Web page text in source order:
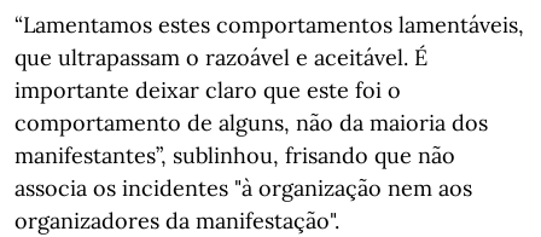
“Lamentamos estes comportamentos lamentáveis,
que ultrapassam o razoável e aceitável. É
importante deixar claro que este foi o
comportamento de alguns, não da maioria dos
manifestantes”, sublinhou, frisando que não
associa os incidentes "à organização nem aos
organizadores da manifestação".